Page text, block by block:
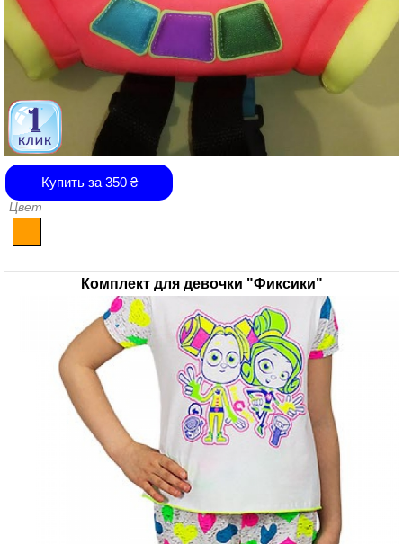
Купить за 350₴
Цвет
Комплект для девочки "Фиксики"